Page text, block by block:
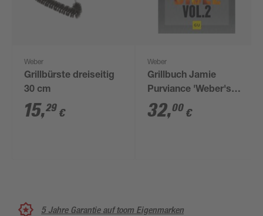
Weber
Grillbürste dreiseitig
30 cm
15,29 €
Weber
Grillbuch Jamie
Purviance 'Weber's
Grillbibel Vol. 2'
32,00 €
5 Jahre Garantie auf toom Eigenmarken